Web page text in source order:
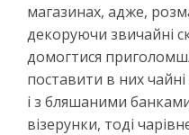
магазинах, адже,
декоруючи звичайні
домогтися
поставити в них
і з бляшаними
візерунки, тоді